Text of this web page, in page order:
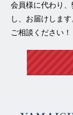
会員様に代わり
し、お届けしま
ご相談ください！